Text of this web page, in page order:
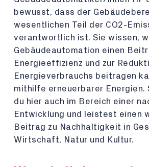
bewusst, dass der
wesentlichen Teil der CO2-
verantwortlich ist. Sie wissen,
Gebäudeautomation einen
Energieeffizienz und zur
Energieverbrauchs beitragen
mithilfe erneuerbarer
du hier auch im Bereich einer
Entwicklung und leistest einen
Beitrag zu Nachhaltigkeit in
Wirtschaft, Natur und Kultur.